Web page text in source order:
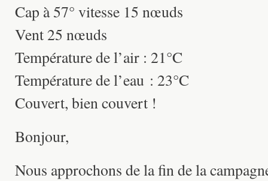
Cap à 57° vitesse 15 nœuds
Vent 25 nœuds
Température de l’air : 21°C
Température de l’eau : 23°C
Couvert, bien couvert !
Bonjour,
Nous approchons de la fin de la